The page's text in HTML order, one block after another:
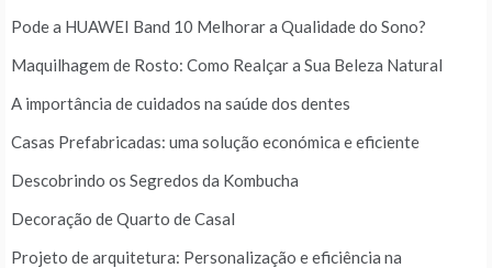
Pode a HUAWEI Band 10 Melhorar a Qualidade do Sono?
Maquilhagem de Rosto: Como Realçar a Sua Beleza Natural
A importância de cuidados na saúde dos dentes
Casas Prefabricadas: uma solução económica e eficiente
Descobrindo os Segredos da Kombucha
Decoração de Quarto de Casal
Projeto de arquitetura: Personalização e eficiência na